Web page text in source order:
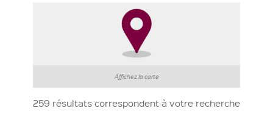
Affichez la carte
259 résultats correspondent à votre recherche